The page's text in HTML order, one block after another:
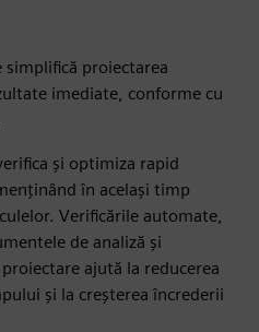
simplifică proiectarea
imediate, conforme cu
și optimiza rapid
în același timp
Verificările automate,
de analiză și
ajută la reducerea
și la creșterea încrederii